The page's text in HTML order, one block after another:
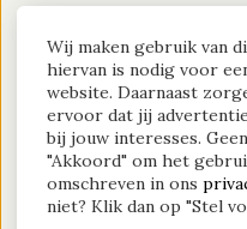
KVK-nummer:
Btw-id:
Contact?Klik hier
Wij maken gebruik van
hiervan is nodig voor
website. Daarnaast
ervoor dat jij
bij jouw interesses.
"Akkoord" om het
omschreven in ons
niet? Klik dan op "Stel